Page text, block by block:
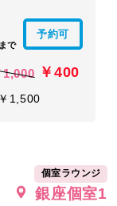
まで
予約可
1,000 ￥400
1,500
個室ラウンジ
銀座個室1